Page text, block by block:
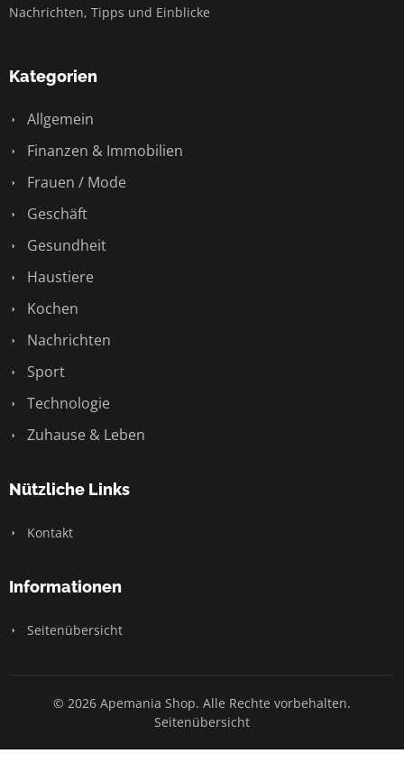
Nachrichten, Tipps und Einblicke
Kategorien
Allgemein
Finanzen & Immobilien
Frauen / Mode
Geschäft
Gesundheit
Haustiere
Kochen
Nachrichten
Sport
Technologie
Zuhause & Leben
Nützliche Links
Kontakt
Informationen
Seitenübersicht
© 2026 Apemania Shop. Alle Rechte vorbehalten.
Seitenübersicht